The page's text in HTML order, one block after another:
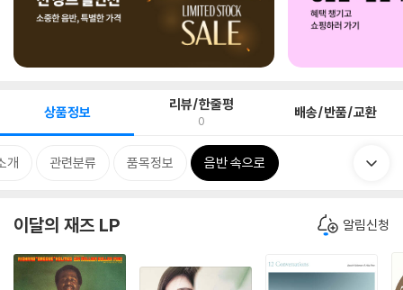
상품정보 리뷰/한줄평
0 배송/반품/교환
개 관련분류 품목정보 음반 속으로
이달의 재즈 LP 알림신청